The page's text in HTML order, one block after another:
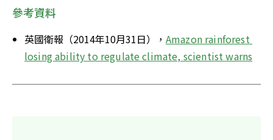
參考資料
英國衛報（2014年10月31日）， Amazon rainforest
losing ability to regulate climate, scientist warns